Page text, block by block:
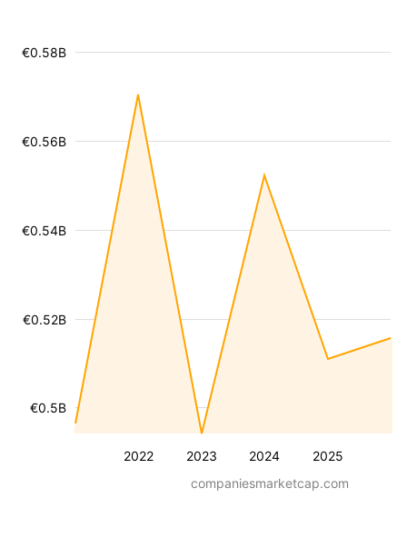
2022 2023 2024 2025
€0.5B
€0.52B
€0.54B
€0.56B
€0.58B
companiesmarketcap.com